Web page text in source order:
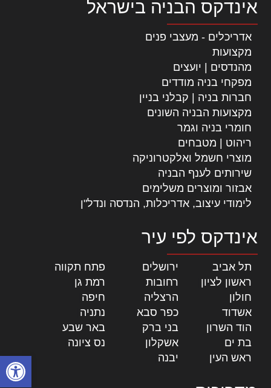
פתח
אינדקס הבניה בישראל
אדריכלים - מעצבי פנים
מקצועות
מהנדסים | יועצים
מפקחי בניה מודדים
חברות בניה | קבלני בניין
מקצועות הבניה השונים
חומרי בניה וגמר
ריהוט | מטבחים
מוצרי חשמל ואלקטרוניקה
שירותים לענף הבניה
אבזור ומוצרים משלימים
לימודי עיצוב, אדריכלות, הנדסה ונדל"ן
אינדקס לפי עיר
תל אביב ירושלים פתח תקווה
ראשון לציון
רחובות רמת גן
חולון
הרצליה חיפה
אשדוד
כפר סבא נתניה
הוד השרון
בני ברק באר שבע
בת ים
אשקלון נס ציונה
ראש העין
יבנה